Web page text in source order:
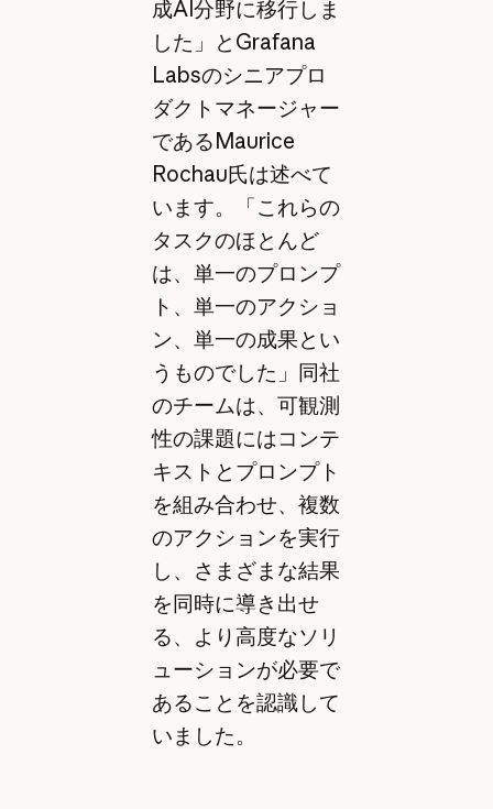
成AI分野に移行しま
した」とGrafana
Labsのシニアプロ
ダクトマネージャー
であるMaurice
Rochau氏は述べて
います。「これらの
タスクのほとんど
は、単一のプロンプ
ト、単一のアクショ
ン、単一の成果とい
うものでした」同社
のチームは、可観測
性の課題にはコンテ
キストとプロンプト
を組み合わせ、複数
のアクションを実行
し、さまざまな結果
を同時に導き出せ
る、より高度なソリ
ューションが必要で
あることを認識して
いました。